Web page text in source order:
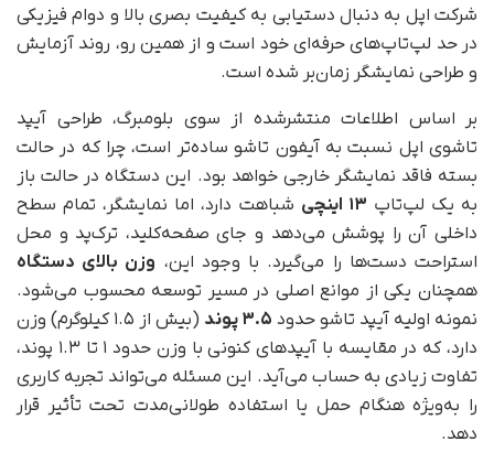
شرکت اپل به دنبال دستیابی به کیفیت بصری بالا و دوام فیزیکی
در حد لپ‌تاپ‌های حرفه‌ای خود است و از همین رو، روند آزمایش
و طراحی نمایشگر زمان‌بر شده است.
بر اساس اطلاعات منتشرشده از سوی بلومبرگ، طراحی آیپد
تاشوی اپل نسبت به آیفون تاشو ساده‌تر است، چرا که در حالت
بسته فاقد نمایشگر خارجی خواهد بود. این دستگاه در حالت باز
به یک لپ‌تاپ ۱۳ اینچی
شباهت دارد، اما نمایشگر، تمام سطح
داخلی آن را پوشش می‌دهد و جای صفحه‌کلید، ترک‌پد و محل
استراحت دست‌ها را می‌گیرد. با وجود این، وزن بالای دستگاه
همچنان یکی از موانع اصلی در مسیر توسعه محسوب می‌شود.
نمونه اولیه آیپد تاشو حدود ۳.۵ پوند
(بیش از ۱.۵ کیلوگرم) وزن
دارد، که در مقایسه با آیپدهای کنونی با وزن حدود ۱ تا ۱.۳ پوند،
تفاوت زیادی به حساب می‌آید. این مسئله می‌تواند تجربه کاربری
را به‌ویژه هنگام حمل یا استفاده طولانی‌مدت تحت تأثیر قرار
دهد.